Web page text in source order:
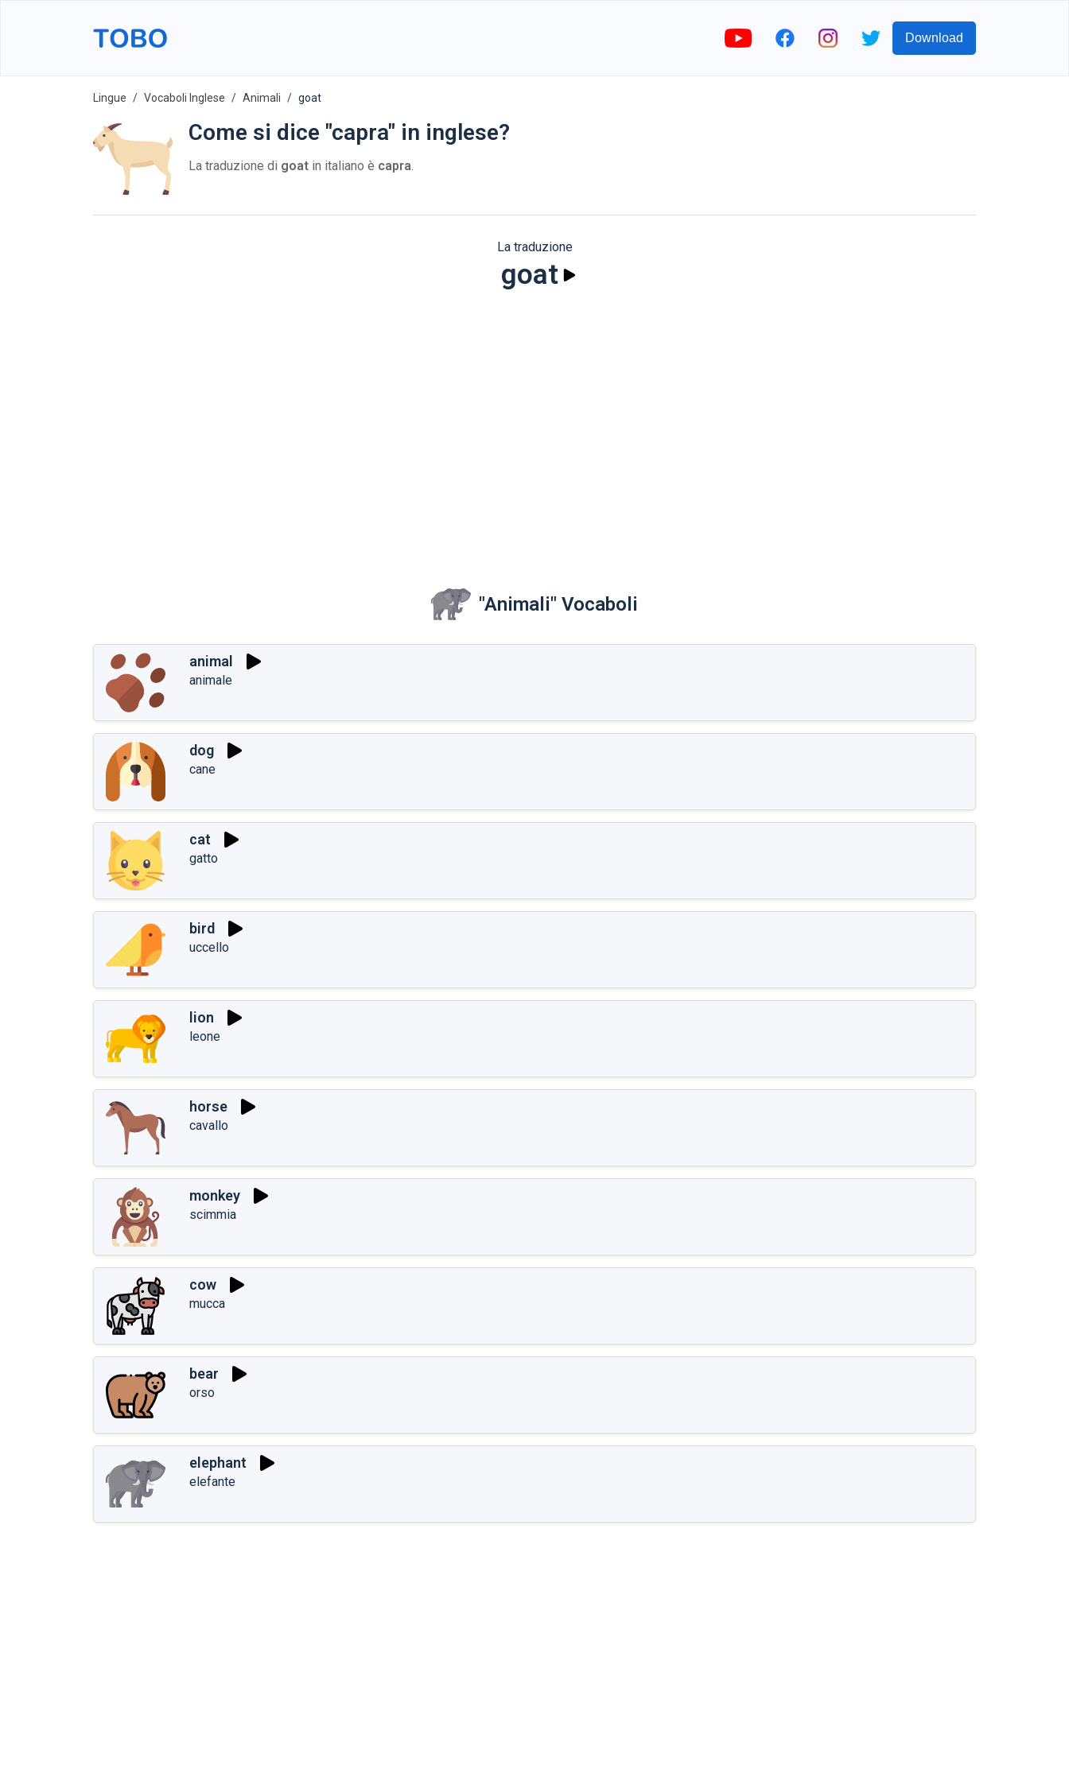
Download
Lingue Vocaboli Inglese Animali goat
Come si dice "capra" in inglese?
La traduzione di goat in italiano è capra.
La traduzione
goat
"Animali" Vocaboli
animal
animale
dog
cane
cat
gatto
bird
uccello
lion
leone
horse
cavallo
monkey
scimmia
cow
mucca
bear
orso
elephant
elefante